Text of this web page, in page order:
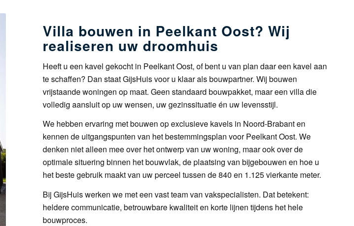
Villa bouwen in Peelkant Oost? Wij
realiseren uw droomhuis
Heeft u een kavel gekocht in Peelkant Oost, of bent u van plan daar een kavel aan
te schaffen? Dan staat GijsHuis voor u klaar als bouwpartner. Wij bouwen
vrijstaande woningen op maat. Geen standaard bouwpakket, maar een villa die
volledig aansluit op uw wensen, uw gezinssituatie én uw levensstijl.
We hebben ervaring met bouwen op exclusieve kavels in Noord-Brabant en
kennen de uitgangspunten van het bestemmingsplan voor Peelkant Oost. We
denken niet alleen mee over het ontwerp van uw woning, maar ook over de
optimale situering binnen het bouwvlak, de plaatsing van bijgebouwen en hoe u
het beste gebruik maakt van uw perceel tussen de 840 en 1.125 vierkante meter.
Bij GijsHuis werken we met een vast team van vakspecialisten. Dat betekent:
heldere communicatie, betrouwbare kwaliteit en korte lijnen tijdens het hele
bouwproces.